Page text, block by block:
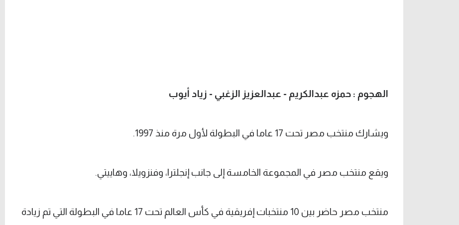
الهجوم : حمزه عبدالكريم - عبدالعزيز الزغبي - زياد أيوب
ويشارك منتخب مصر تحت 17 عاما في البطولة لأول مرة منذ 1997.
ويقع منتخب مصر في المجموعة الخامسة إلى جانب إنجلترا، وفنزويلا، وهاييتي.
منتخب مصر حاضر بين 10 منتخبات إفريقية في كأس العالم تحت 17 عاما في البطولة التي تم زيادة